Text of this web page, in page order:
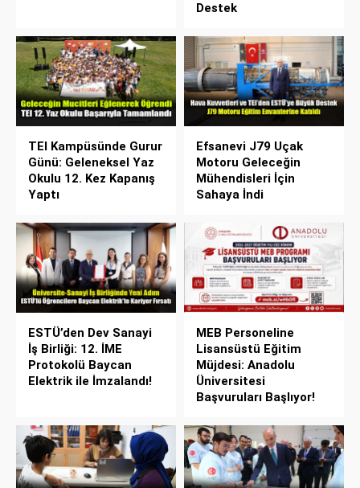
Destek
TEI Kampüsünde Gurur
Günü: Geleneksel Yaz
Okulu 12. Kez Kapanış
Yaptı
Efsanevi J79 Uçak
Motoru Geleceğin
Mühendisleri İçin
Sahaya İndi
ESTÜ’den Dev Sanayi
İş Birliği: 12. İME
Protokolü Baycan
Elektrik ile İmzalandı!
MEB Personeline
Lisansüstü Eğitim
Müjdesi: Anadolu
Üniversitesi
Başvuruları Başlıyor!